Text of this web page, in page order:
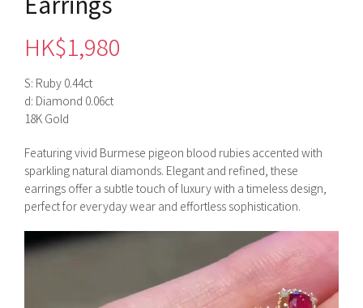
HK$1,980
S: Ruby 0.44ct
d: Diamond 0.06ct
18K Gold
Featuring vivid Burmese pigeon blood rubies accented with
sparkling natural diamonds. Elegant and refined, these
earrings offer a subtle touch of luxury with a timeless design,
perfect for everyday wear and effortless sophistication.
訊